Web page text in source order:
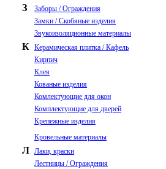
З
Заборы / Ограждения
Замки / Скобяные изделия
Звукоизоляционные материалы
К Керамическая плитка / Кафель
Кирпич
Клея
Кованые изделия
Комлектующие для окон
Комплектующие для дверей
Крепежные изделия
Кровельные материалы
Л Лаки, краски
Лестницы / Ограждения